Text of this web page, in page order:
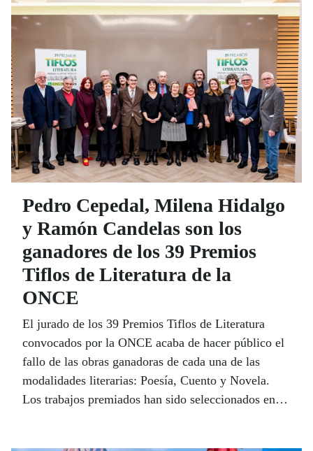
Pedro Cepedal, Milena Hidalgo
y Ramón Candelas son los
ganadores de los 39 Premios
Tiflos de Literatura de la
ONCE
El jurado de los 39 Premios Tiflos de Literatura
convocados por la ONCE acaba de hacer público el
fallo de las obras ganadoras de cada una de las
modalidades literarias: Poesía, Cuento y Novela.
Los trabajos premiados han sido seleccionados entre